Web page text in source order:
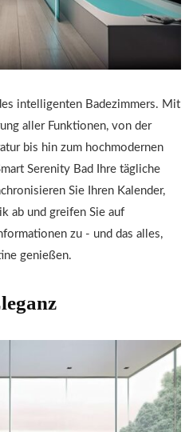
intelligenten Badezimmers. Mit
aller Funktionen, von der
bis hin zum hochmodernen
Serenity Bad Ihre tägliche
Sie Ihren Kalender,
ab und greifen Sie auf
zu - und das alles,
genießen.